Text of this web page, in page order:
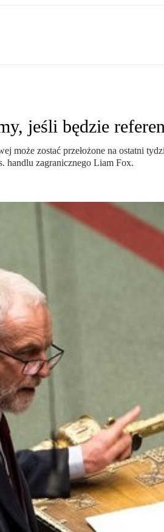
jeśli będzie
może zostać przełożone na ostatni
handlu zagranicznego Liam Fox.